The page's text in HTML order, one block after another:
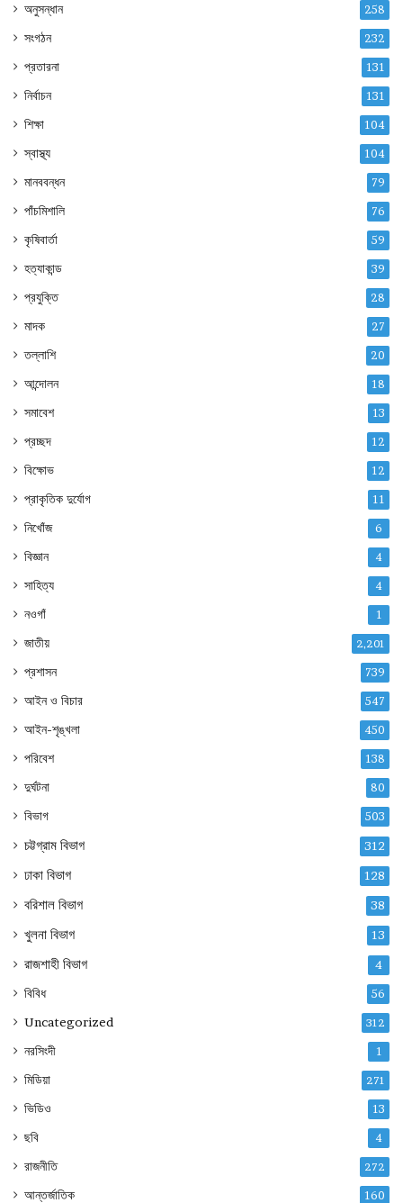
অনুসন্ধান 258
সংগঠন 232
প্রতারনা 131
নির্বাচন 131
শিক্ষা 104
স্বাস্থ্য 104
মানববন্ধন 79
পাঁচমিশালি 76
কৃষিবার্তা 59
হত্যাকান্ড 39
প্রযুক্তি 28
মাদক 27
তল্লাশি 20
আন্দোলন 18
সমাবেশ 13
প্রচ্ছদ 12
বিক্ষোভ 12
প্রাকৃতিক দুর্যোগ 11
নিখোঁজ 6
বিজ্ঞান 4
সাহিত্য 4
নওগাঁ 1
জাতীয় 2,201
প্রশাসন 739
আইন ও বিচার 547
আইন-শৃঙ্খলা 450
পরিবেশ 138
দুর্ঘটনা 80
বিভাগ 503
চট্টগ্রাম বিভাগ 312
ঢাকা বিভাগ 128
বরিশাল বিভাগ 38
খুলনা বিভাগ 13
রাজশাহী বিভাগ 4
বিবিধ 56
Uncategorized 312
নরসিংদী 1
মিডিয়া 271
ভিডিও 13
ছবি 4
রাজনীতি 272
আন্তর্জাতিক 160